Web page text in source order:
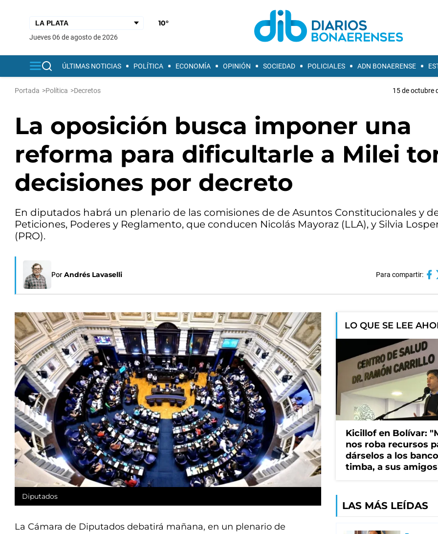
10°
jueves 06 de agosto de 2026
ÚLTIMAS NOTICIAS POLÍTICA ECONOMÍA OPINIÓN SOCIEDAD POLICIALES ADN BONAERENSE
Portada >Política >Decretos 15 de octubre
La oposición busca imponer una
reforma para dificultarle a Milei
decisiones por decreto
En diputados habrá un plenario de las comisiones de de Asuntos Constitucionales y
Peticiones, Poderes y Reglamento, que conducen Nicolás Mayoraz (LLA), y Silvia
(PRO).
Por Andrés Lavaselli Para compartir:
Diputados
La Cámara de Diputados debatirá mañana, en un plenario de
LO QUE SE LEE
Kicillof en Bolívar:
nos roba recursos
dárselos a los
timba, a sus
LAS MÁS LEÍDAS